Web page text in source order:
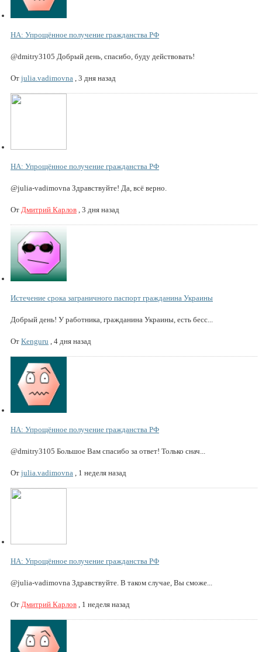
НА: Упрощённое получение гражданства РФ
@dmitry3105 Добрый день, спасибо, буду действовать!
От julia.vadimovna , 3 дня назад
НА: Упрощённое получение гражданства РФ
@julia-vadimovna Здравствуйте! Да, всё верно.
От Дмитрий Карлов , 3 дня назад
Истечение срока заграничного паспорт гражданина Украины
Добрый день! У работника, гражданина Украины, есть бесс...
От Kenguru , 4 дня назад
НА: Упрощённое получение гражданства РФ
@dmitry3105 Большое Вам спасибо за ответ! Только снач...
От julia.vadimovna , 1 неделя назад
НА: Упрощённое получение гражданства РФ
@julia-vadimovna Здравствуйте. В таком случае, Вы сможе...
От Дмитрий Карлов , 1 неделя назад